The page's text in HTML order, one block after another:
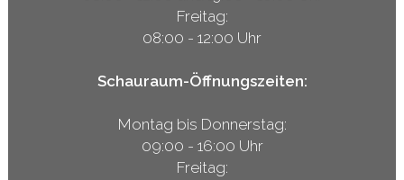
Freitag:
08:00 - 12:00 Uhr
Schauraum-Öffnungszeiten:
Montag bis Donnerstag:
09:00 - 16:00 Uhr
Freitag: